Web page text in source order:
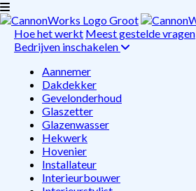
Hoe het werkt Meest gestelde vragen
Bedrijven inschakelen
Aannemer
Dakdekker
Gevelonderhoud
Glaszetter
Glazenwasser
Hekwerk
Hovenier
Installateur
Interieurbouwer